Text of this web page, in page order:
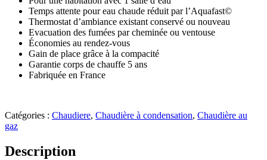
Temps attente pour eau chaude réduit par l’Aquafast©
Thermostat d’ambiance existant conservé ou nouveau
Evacuation des fumées par cheminée ou ventouse
Économies au rendez-vous
Gain de place grâce à la compacité
Garantie corps de chauffe 5 ans
Fabriquée en France
Catégories : Chaudiere, Chaudière à condensation, Chaudière au
gaz
Description